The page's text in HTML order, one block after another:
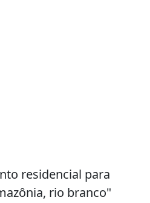
residencial para
rio branco"